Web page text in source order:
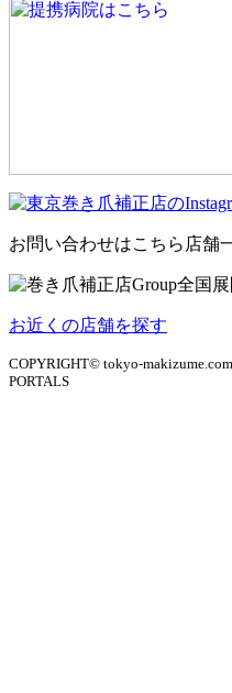
お問い合わせはこちら 店舗
お近くの店舗を探す
COPYRIGHT© tokyo-
PORTALS